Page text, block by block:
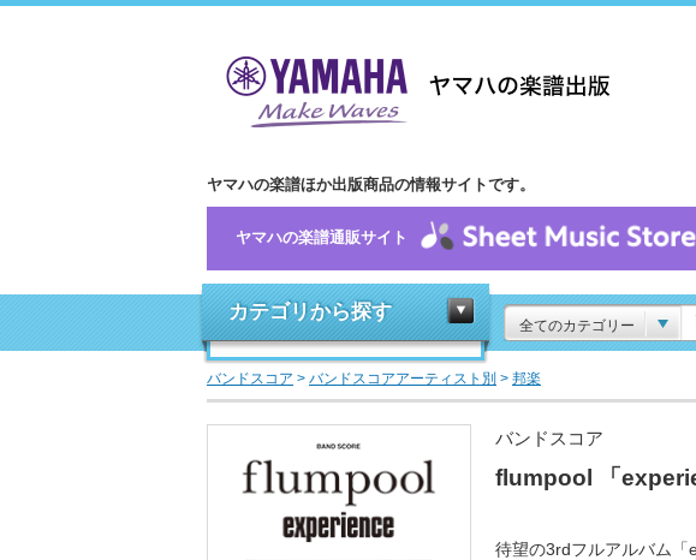
ヤマハの楽譜ほか出版商品の情報サイトです。
ヤマハの楽譜通販サイト
カテゴリから探す
全てのカテゴリー
バンドスコア > バンドスコアアーティスト別 > 邦楽
バンドスコア
flumpool 「
待望の3rdフルアルバム「